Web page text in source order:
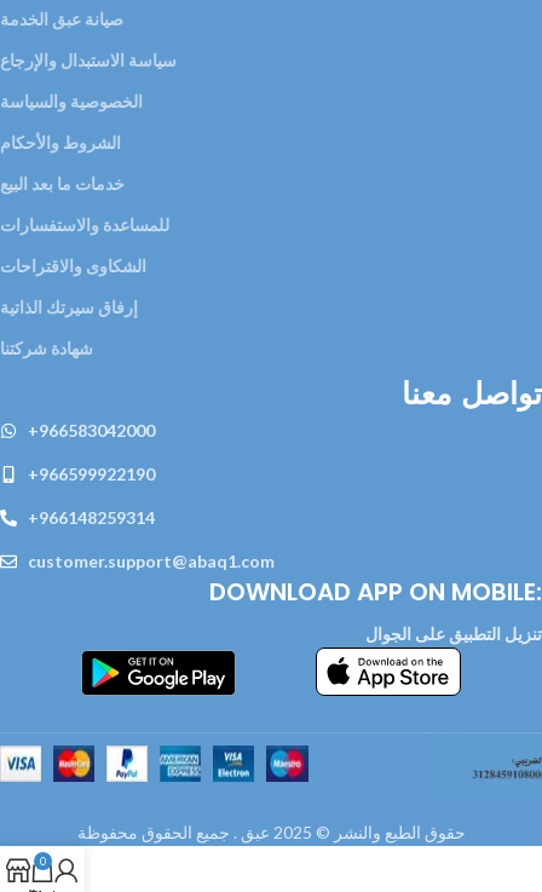
صيانة عبق الخدمة
سياسة الاستبدال والإرجاع
الخصوصية والسياسة
الشروط والأحكام
خدمات ما بعد البيع
للمساعدة والاستفسارات
الشكاوى والاقتراحات
إرفاق سيرتك الذاتية
شهادة شركتنا
تواصل معنا
+966583042000
+966599922190
+966148259314
customer.support@abaq1.com
DOWNLOAD APP ON MOBILE:
تنزيل التطبيق على الجوال
حقوق الطبع والنشر © 2025 عبق . جميع الحقوق محفوظة
0